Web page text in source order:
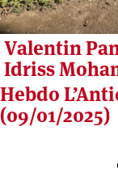
Valentin
Idriss
Hebdo
(09/01/2025)